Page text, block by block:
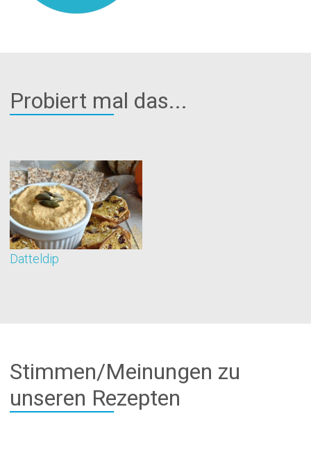
Probiert mal das...
Datteldip
Stimmen/Meinungen zu
unseren Rezepten